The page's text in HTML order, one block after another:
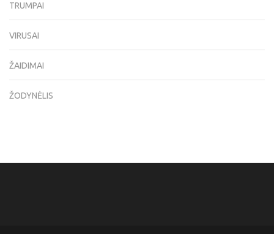
TRUMPAI
VIRUSAI
ŽAIDIMAI
ŽODYNĖLIS